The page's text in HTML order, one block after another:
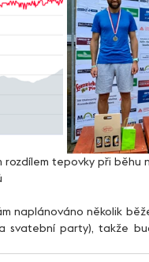
rozdílem tepovky při běhu
svatební party), takže